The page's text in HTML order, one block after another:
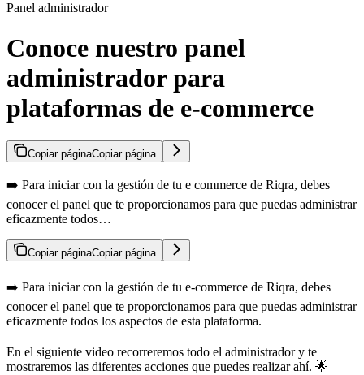
Panel administrador
Conoce nuestro panel
administrador para
plataformas de e-commerce
Copiar páginaCopiar página
➡️ Para iniciar con la gestión de tu e commerce de Riqra, debes
conocer el panel que te proporcionamos para que puedas administrar
eficazmente todos…
Copiar páginaCopiar página
➡️ Para iniciar con la gestión de tu e-commerce de Riqra, debes
conocer el panel que te proporcionamos para que puedas administrar
eficazmente todos los aspectos de esta plataforma.
En el siguiente video recorreremos todo el administrador y te
mostraremos las diferentes acciones que puedes realizar ahí. 🌟